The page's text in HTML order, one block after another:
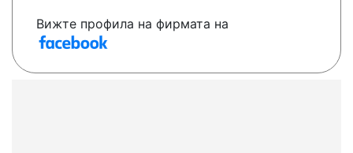
Вижте профила на фирмата на